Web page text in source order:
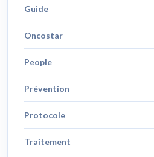
Guide
Oncostar
People
Prévention
Protocole
Traitement